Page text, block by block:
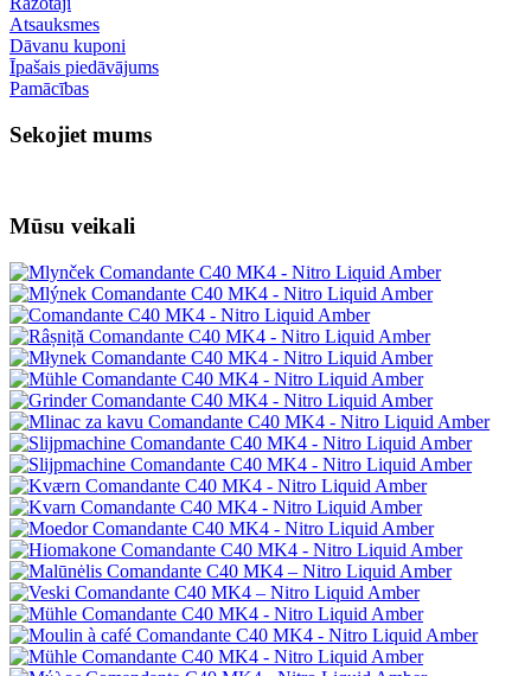
Atsauksmes
Dāvanu kuponi
Īpašais piedāvājums
Pamācības
Sekojiet mums
Mūsu veikali